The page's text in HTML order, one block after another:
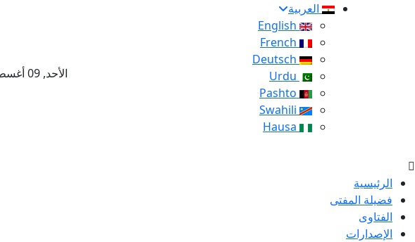
العربية
الأحد, 09 أغسطس 2026 – 26 صفر 1448 هـ
الرئيسية
فضيلة المفتى
الفتاوى
الإصدارات